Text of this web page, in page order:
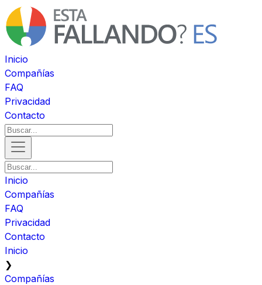
Inicio
Compañías
FAQ
Privacidad
Contacto
Inicio
Compañías
FAQ
Privacidad
Contacto
Inicio
❯
Compañías